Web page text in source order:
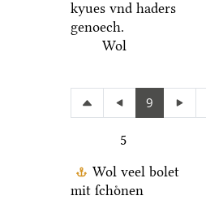
kyues vnd haders
genoech.
Wol
9
5
Wol veel bolet
mit ſchoͤnen